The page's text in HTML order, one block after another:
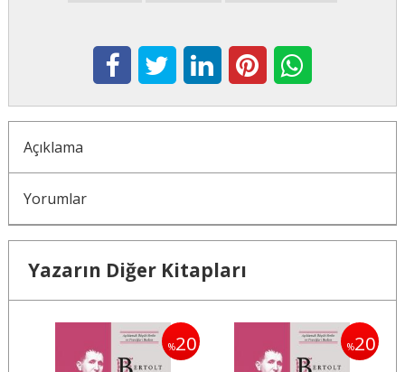
Açıklama
Yorumlar
Yazarın Diğer Kitapları
%20 %20